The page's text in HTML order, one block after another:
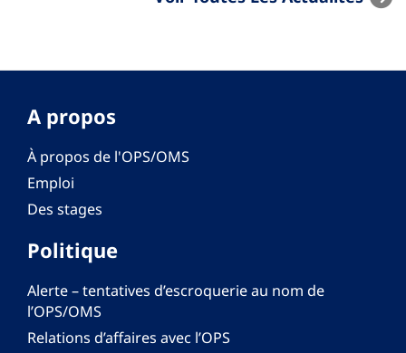
A propos
À propos de l'OPS/OMS
Emploi
Des stages
Politique
Alerte – tentatives d’escroquerie au nom de
l’OPS/OMS
Relations d’affaires avec l’OPS